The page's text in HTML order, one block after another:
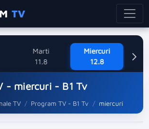
TV
Marti
11.8
Miercuri
12.8
- miercuri - B1 Tv
TV Program TV - B1 Tv miercuri